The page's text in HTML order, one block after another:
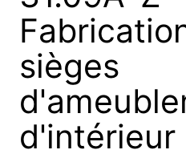
sièges
d'intérieur